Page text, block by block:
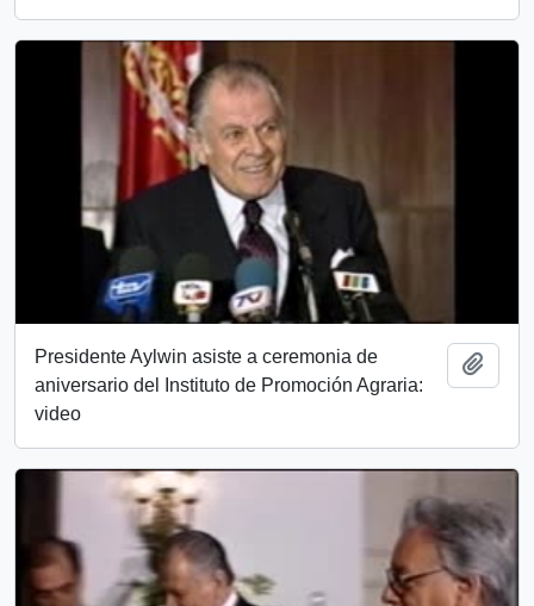
Presidente Aylwin asiste a ceremonia de
aniversario del Instituto de Promoción Agraria:
video